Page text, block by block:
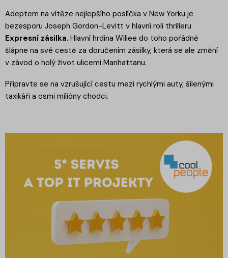
Adeptem na vítěze nejlepšího poslíčka v New Yorku je
bezesporu Joseph Gordon-Levitt v hlavní roli thrilleru
Expresní zásilka. Hlavní hrdina Wiliee do toho pořádně
šlápne na své cestě za doručením zásilky, která se ale změní
v závod o holý život ulicemi Manhattanu.
Připravte se na vzrušující cestu mezi rychlými auty, šílenými
taxikáři a osmi milióny chodci.